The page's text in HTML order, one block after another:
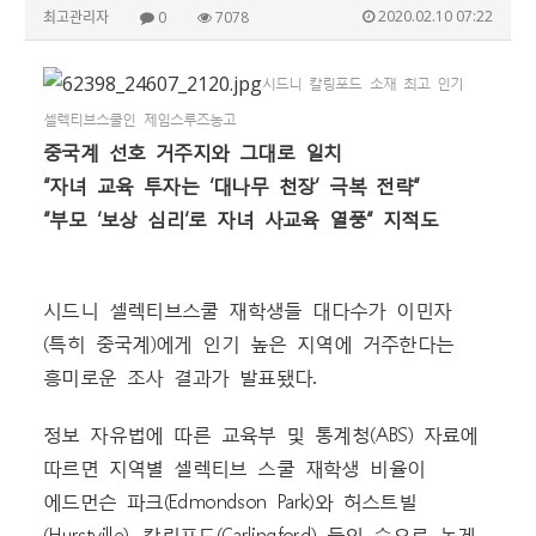
최고관리자 0 7078 2020.02.10 07:22
시드니 칼링포드 소재 최고 인기
셀렉티브스쿨인 제임스루즈농고
중국계 선호 거주지와 그대로 일치
“자녀 교육 투자는 ‘대나무 천장’ 극복 전략”
“부모 ‘보상 심리’로 자녀 사교육 열풍” 지적도
시드니 셀렉티브스쿨 재학생들 대다수가 이민자
(특히 중국계)에게 인기 높은 지역에 거주한다는
흥미로운 조사 결과가 발표됐다.
정보 자유법에 따른 교육부 및 통계청(ABS) 자료에
따르면 지역별 셀렉티브 스쿨 재학생 비율이
에드먼슨 파크(Edmondson Park)와 허스트빌